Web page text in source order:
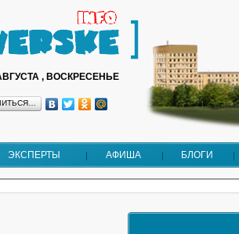
, ВОСКРЕСЕНЬЕ
ЭКСПЕРТЫ АФИША БЛОГИ